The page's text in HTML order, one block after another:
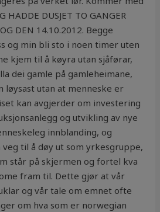
DUSJET TO GANGER
DEN 14.10.2012. Begge
og min bli sto i noen timer uten
kjem til å køyra utan sjåførar,
dei gamle på gamleheimane,
løysast utan at menneske er
kan avgjerder om investering
og utvikling av nye
innblanding, og
til å døy ut som yrkesgruppe,
står på skjermen og fortel kva
fram til. Dette gjør at vår
og vår tale om emnet ofte
om hva som er norwegian